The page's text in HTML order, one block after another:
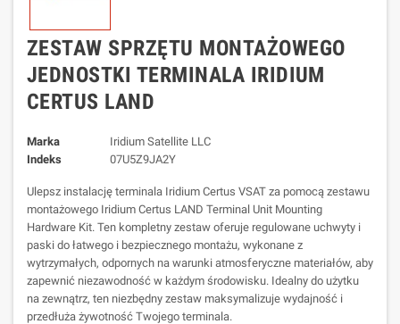
ZESTAW SPRZĘTU MONTAŻOWEGO
JEDNOSTKI TERMINALA IRIDIUM
CERTUS LAND
Marka
Iridium Satellite LLC
Indeks
07U5Z9JA2Y
Ulepsz instalację terminala Iridium Certus VSAT za pomocą zestawu
montażowego Iridium Certus LAND Terminal Unit Mounting
Hardware Kit. Ten kompletny zestaw oferuje regulowane uchwyty i
paski do łatwego i bezpiecznego montażu, wykonane z
wytrzymałych, odpornych na warunki atmosferyczne materiałów, aby
zapewnić niezawodność w każdym środowisku. Idealny do użytku
na zewnątrz, ten niezbędny zestaw maksymalizuje wydajność i
przedłuża żywotność Twojego terminala.